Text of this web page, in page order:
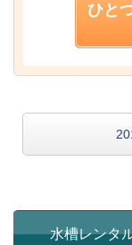
ひと
水槽レンタ